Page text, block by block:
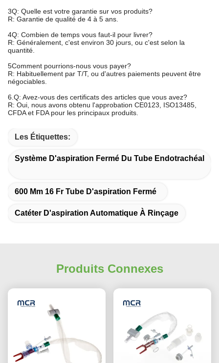
3Q: Quelle est votre garantie sur vos produits?
R: Garantie de qualité de 4 à 5 ans.
4Q: Combien de temps vous faut-il pour livrer?
R: Généralement, c'est environ 30 jours, ou c'est selon la
quantité.
5Comment pourrions-nous vous payer?
R: Habituellement par T/T, ou d'autres paiements peuvent être
négociables.
6.Q: Avez-vous des certificats des articles que vous avez?
R: Oui, nous avons obtenu l'approbation CE0123, ISO13485,
CFDA et FDA pour les principaux produits.
Les Étiquettes:
Système D'aspiration Fermé Du Tube Endotrachéal
600 Mm 16 Fr Tube D'aspiration Fermé
Catéter D'aspiration Automatique À Rinçage
Produits Connexes